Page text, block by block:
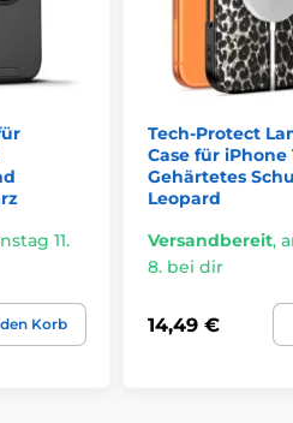
11.
Korb
Tech-Protect
Case für iPhone
Gehärtetes
Leopard
Versandbereit,
8. bei dir
14,49 €